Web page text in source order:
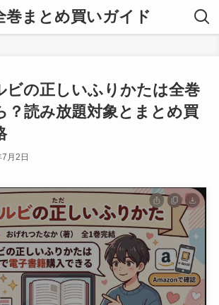
巻まとめ買いガイド
ビの正しいふりかたは全巻
？読み放題対象とまとめ買
月2日